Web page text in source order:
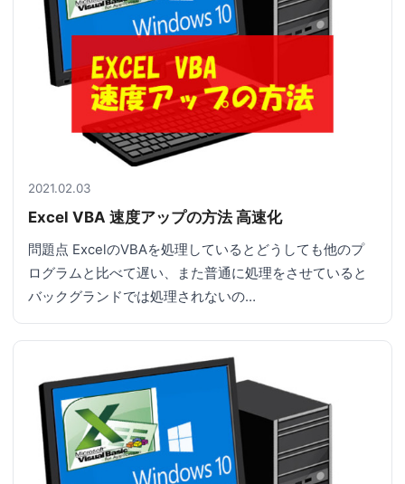
2021.02.03
Excel VBA 速度アップの方法 高速化
問題点 ExcelのVBAを処理しているとどうしても他のプ
ログラムと比べて遅い、また普通に処理をさせていると
バックグランドでは処理されないの…